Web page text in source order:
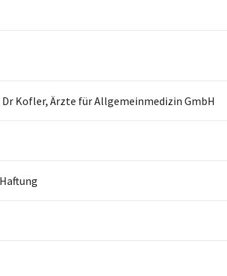
Dr Kofler, Ärzte für Allgemeinmedizin GmbH